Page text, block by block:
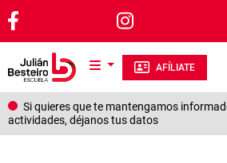
Pasar al contenido principal
AFÍLIATE
Si quieres que te mantengamos
actividades, déjanos tus datos